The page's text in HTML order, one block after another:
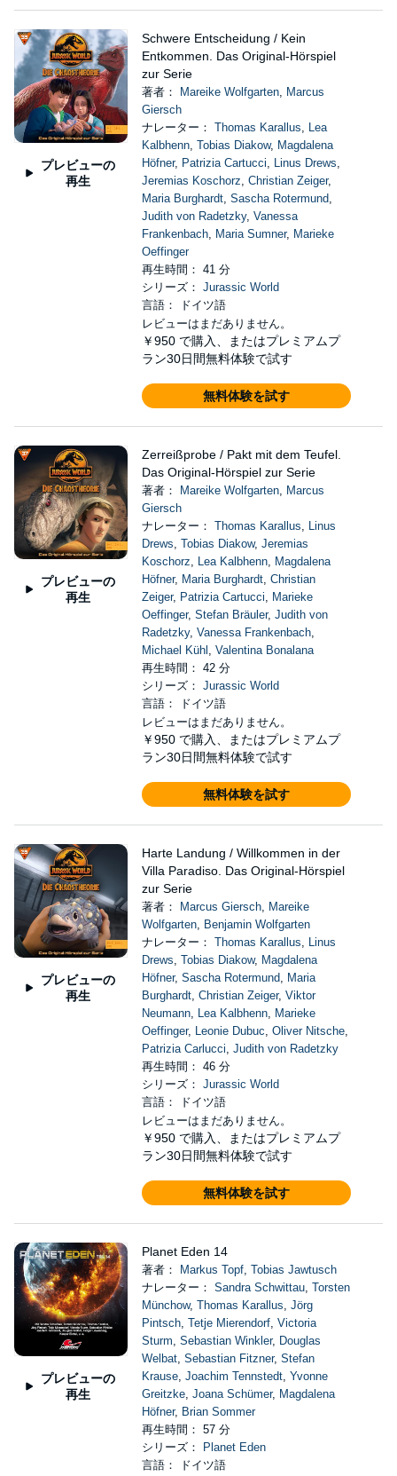
プレビューの
再生
Schwere Entscheidung / Kein
Entkommen. Das Original-Hörspiel
zur Serie
著者： Mareike Wolfgarten, Marcus
Giersch
ナレーター： Thomas Karallus, Lea
Kalbhenn, Tobias Diakow, Magdalena
Höfner, Patrizia Cartucci, Linus Drews,
Jeremias Koschorz, Christian Zeiger,
Maria Burghardt, Sascha Rotermund,
Judith von Radetzky, Vanessa
Frankenbach, Maria Sumner, Marieke
Oeffinger
再生時間： 41 分
シリーズ： Jurassic World
言語： ドイツ語
レビューはまだありません。
￥950 で購入、またはプレミアムプ
ラン30日間無料体験で試す
無料体験を試す
プレビューの
再生
Zerreißprobe / Pakt mit dem Teufel.
Das Original-Hörspiel zur Serie
著者： Mareike Wolfgarten, Marcus
Giersch
ナレーター： Thomas Karallus, Linus
Drews, Tobias Diakow, Jeremias
Koschorz, Lea Kalbhenn, Magdalena
Höfner, Maria Burghardt, Christian
Zeiger, Patrizia Cartucci, Marieke
Oeffinger, Stefan Bräuler, Judith von
Radetzky, Vanessa Frankenbach,
Michael Kühl , Valentina Bonalana
再生時間： 42 分
シリーズ： Jurassic World
言語： ドイツ語
レビューはまだありません。
￥950 で購入、またはプレミアムプ
ラン30日間無料体験で試す
無料体験を試す
プレビューの
再生
Harte Landung / Willkommen in der
Villa Paradiso. Das Original-Hörspiel
zur Serie
著者： Marcus Giersch, Mareike
Wolfgarten, Benjamin Wolfgarten
ナレーター： Thomas Karallus, Linus
Drews, Tobias Diakow, Magdalena
Höfner, Sascha Rotermund, Maria
Burghardt, Christian Zeiger, Viktor
Neumann, Lea Kalbhenn, Marieke
Oeffinger, Leonie Dubuc, Oliver Nitsche,
Patrizia Carlucci, Judith von Radetzky
再生時間： 46 分
シリーズ： Jurassic World
言語： ドイツ語
レビューはまだありません。
￥950 で購入、またはプレミアムプ
ラン30日間無料体験で試す
無料体験を試す
プレビューの
再生
Planet Eden 14
著者： Markus Topf, Tobias Jawtusch
ナレーター： Sandra Schwittau, Torsten
Münchow, Thomas Karallus, Jörg
Pintsch, Tetje Mierendorf, Victoria
Sturm, Sebastian Winkler, Douglas
Welbat, Sebastian Fitzner, Stefan
Krause, Joachim Tennstedt, Yvonne
Greitzke, Joana Schümer, Magdalena
Höfner, Brian Sommer
再生時間： 57 分
シリーズ：
Planet Eden
言語： ドイツ語